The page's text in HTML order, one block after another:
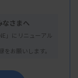
なさまへ
」にリニューアル
お願いします。